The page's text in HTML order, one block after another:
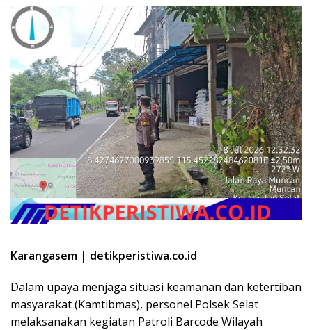
Karangasem | detikperistiwa.co.id
Dalam upaya menjaga situasi keamanan dan ketertiban
masyarakat (Kamtibmas), personel Polsek Selat
melaksanakan kegiatan Patroli Barcode Wilayah